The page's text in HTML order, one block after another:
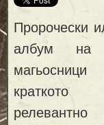
Пророчески
албум на
магьосници